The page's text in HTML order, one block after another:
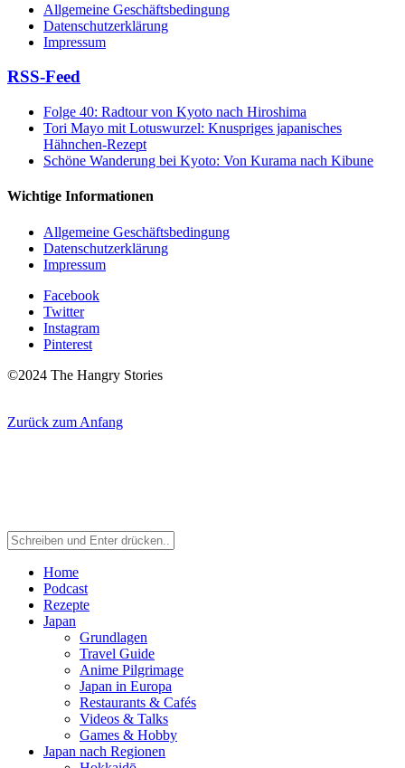
Allgemeine Geschäftsbedingung
Datenschutzerklärung
Impressum
RSS-Feed
Folge 40: Radtour von Kyoto nach Hiroshima
Tori Mayo mit Lotuswurzel: Knuspriges japanisches
Hähnchen-Rezept
Schöne Wanderung bei Kyoto: Von Kurama nach Kibune
Wichtige Informationen
Allgemeine Geschäftsbedingung
Datenschutzerklärung
Impressum
Facebook
Twitter
Instagram
Pinterest
©2024 The Hangry Stories
Zurück zum Anfang
Home
Podcast
Rezepte
Japan
Grundlagen
Travel Guide
Anime Pilgrimage
Japan in Europa
Restaurants & Cafés
Videos & Talks
Games & Hobby
Japan nach Regionen